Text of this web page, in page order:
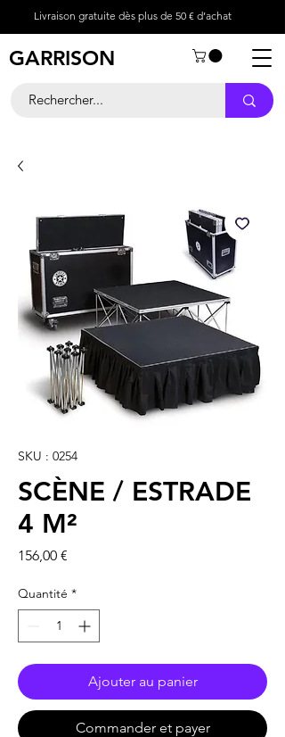
Livraison gratuite dès plus de 50 € d’achat
GARRISON
SKU : 0254
SCÈNE / ESTRADE
4 M²
156,00 €
Quantité *
Ajouter au panier
Commander et payer